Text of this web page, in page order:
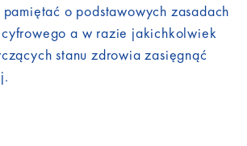
o podstawowych zasadach
a w razie jakichkolwiek
stanu zdrowia zasięgnąć